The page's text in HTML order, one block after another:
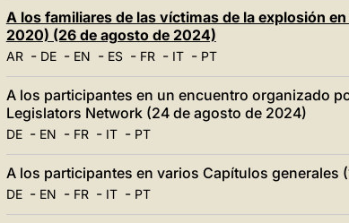
A los familiares de las víctimas de la explosión
2020) (26 de agosto de 2024)
AR- DE- EN - ES- FR- IT- PT
A los participantes en un encuentro organizado
Legislators Network (24 de agosto de 2024)
DE- EN - FR- IT- PT
A los participantes en varios Capítulos generales
DE- EN - FR- IT- PT